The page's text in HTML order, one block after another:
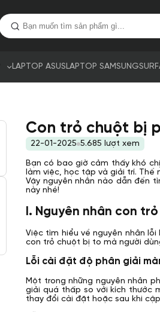
LAPTOP ASUSLAPTOP SAMSUNG
Con trỏ chuột bị
22-01-2025 5.685 lượt xem
Bạn có bao giờ cảm thấy khó
làm việc, học tập và giải trí. Thế
Vậy nguyên nhân nào dẫn đến
này nhé!
I. Nguyên nhân con
Việc tìm hiểu về nguyên nhân
con trỏ chuột bị to mà người
Lỗi cài đặt độ phân giải
Một trong những nguyên nhân
giải quá thấp so với kích thước
thay đổi cài đặt hoặc sau khi